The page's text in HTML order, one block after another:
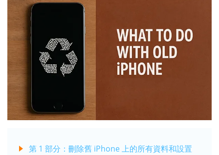
第 1 部分：刪除舊 iPhone 上的所有資料和設置